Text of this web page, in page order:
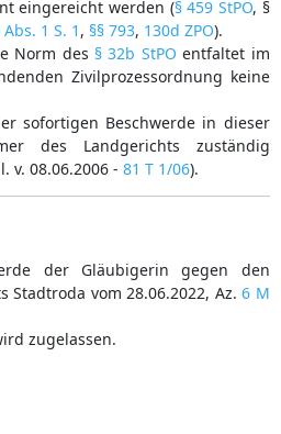
eingereicht werden (§ 459 StPO, §
1 S. 1 , §§ 793, 130d ZPO).
Norm des § 32b StPO entfaltet im
Zivilprozessordnung keine
sofortigen Beschwerde in dieser
des Landgerichts zuständig
v. 08.06.2006 - 81 T 1/06).
der Gläubigerin gegen den
Stadtroda vom 28.06.2022, Az. 6 M
zugelassen.